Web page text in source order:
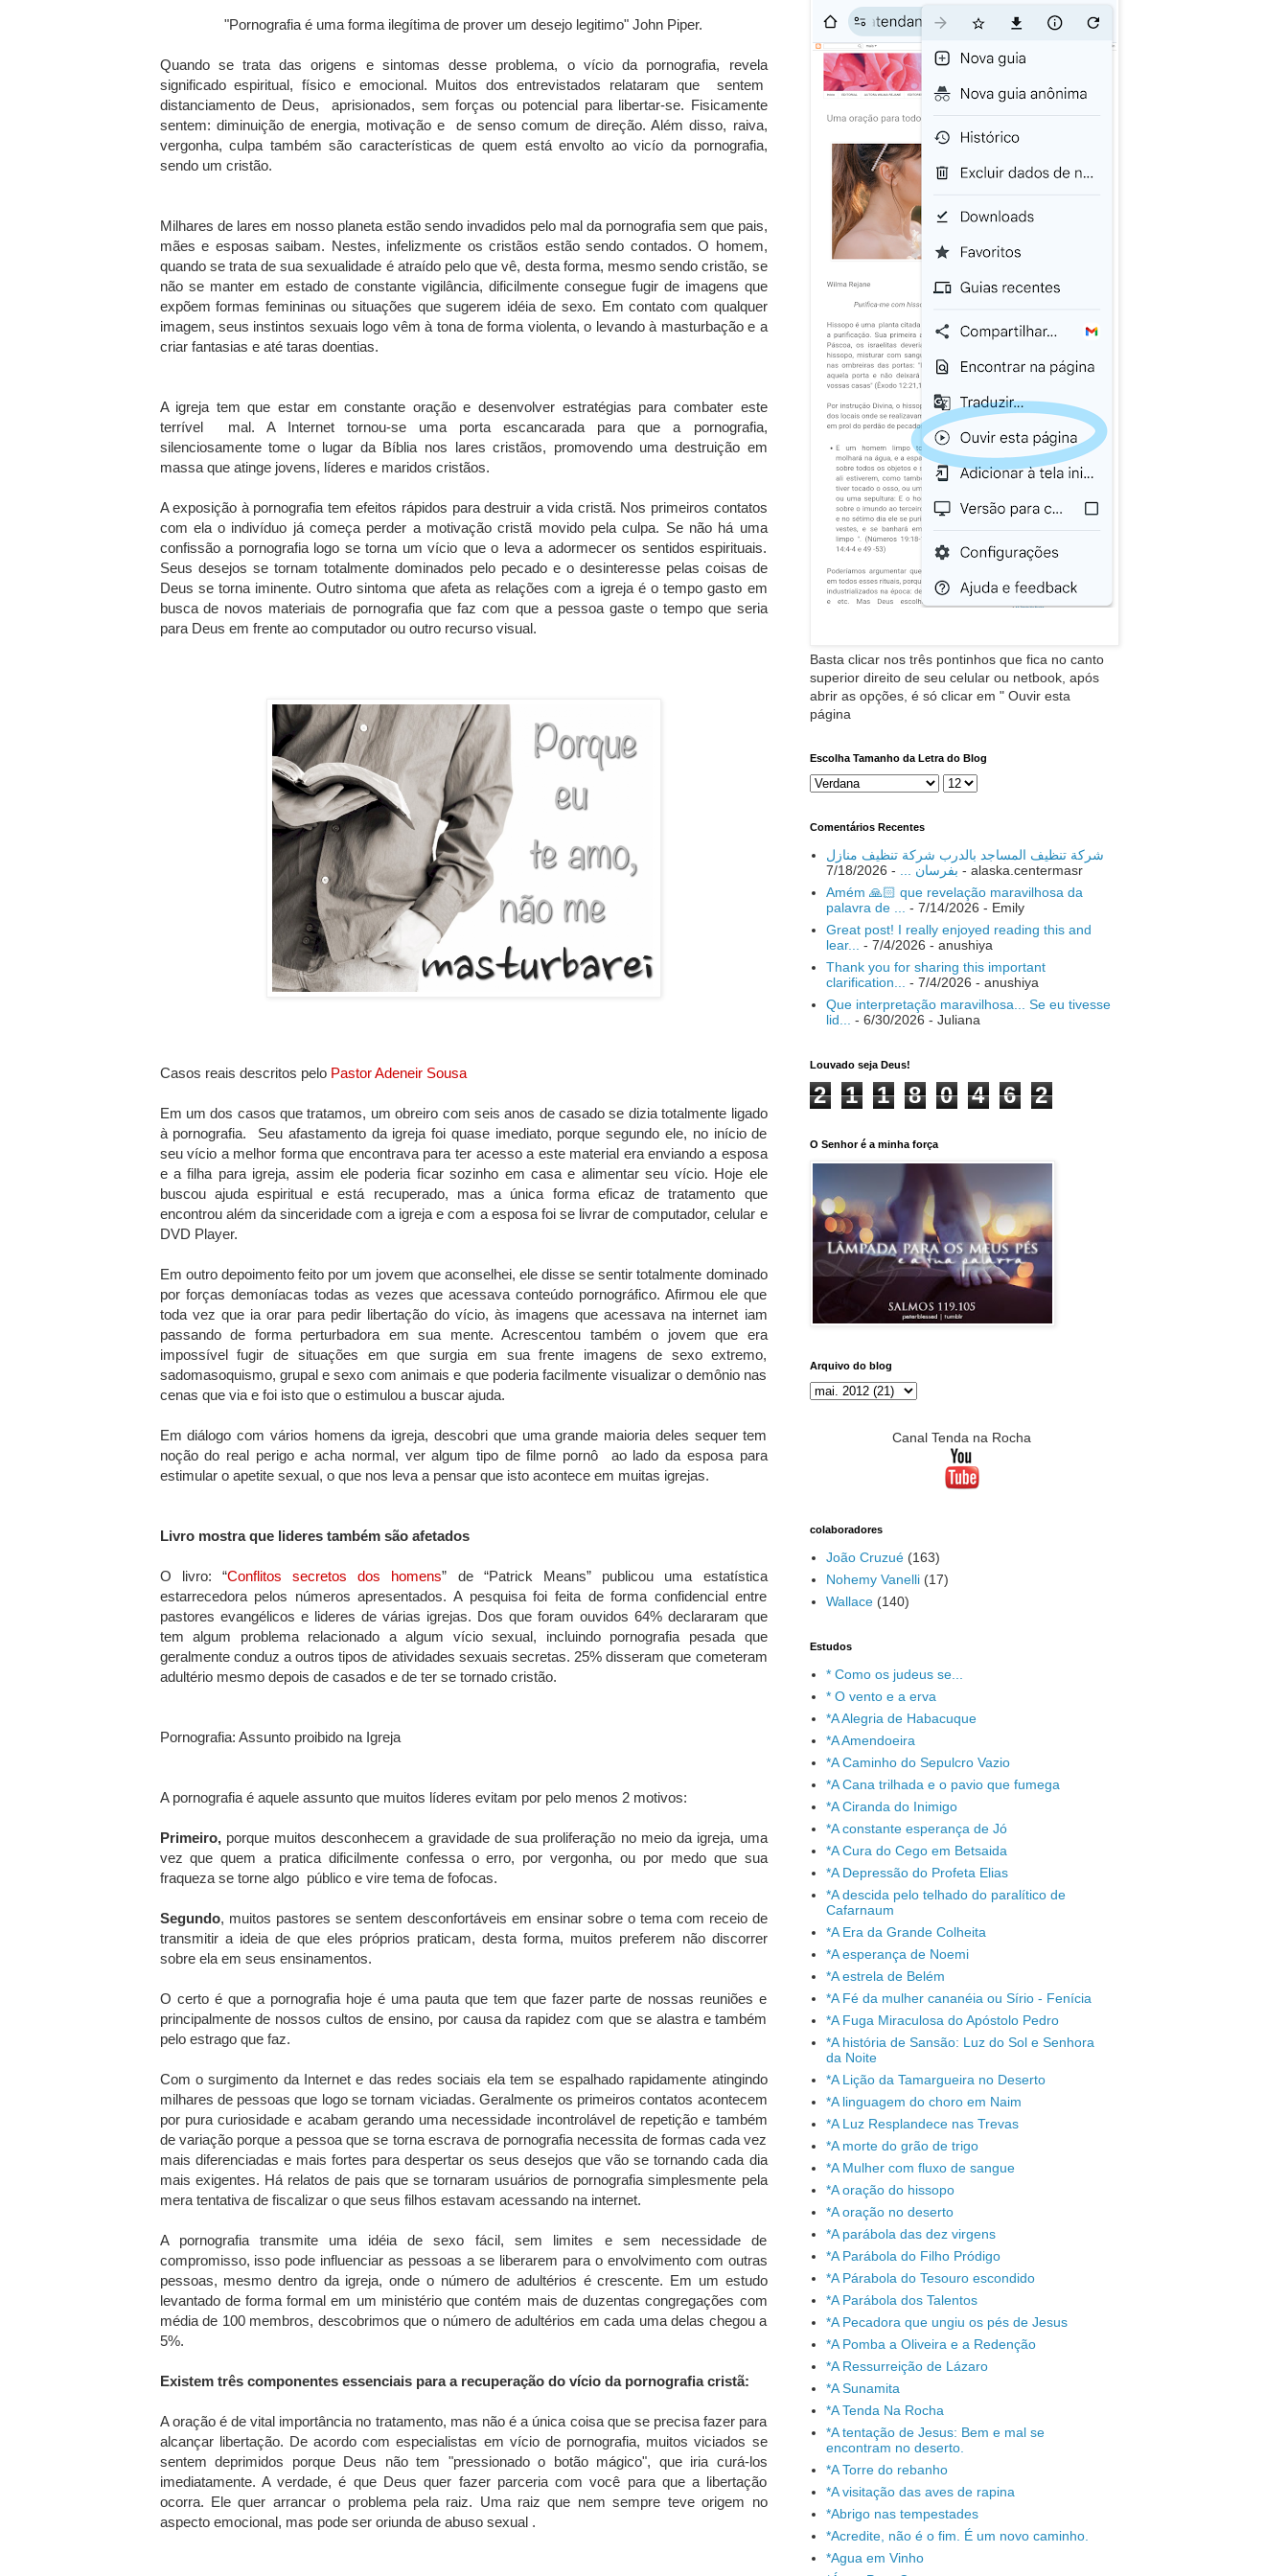
"Pornografia é uma forma ilegítima de prover um desejo legitimo" John Piper.
Quando se trata das origens e sintomas desse problema, o vício da pornografia, revela
significado espiritual, físico e emocional. Muitos dos entrevistados relataram que sentem
distanciamento de Deus, aprisionados, sem forças ou potencial para libertar-se. Fisicamente
sentem: diminuição de energia, motivação e de senso comum de direção. Além disso, raiva,
vergonha, culpa também são características de quem está envolto ao vicío da pornografia,
sendo um cristão.
Milhares de lares em nosso planeta estão sendo invadidos pelo mal da pornografia sem que pais,
mães e esposas saibam. Nestes, infelizmente os cristãos estão sendo contados. O homem,
quando se trata de sua sexualidade é atraído pelo que vê, desta forma, mesmo sendo cristão, se
não se manter em estado de constante vigilância, dificilmente consegue fugir de imagens que
expõem formas femininas ou situações que sugerem idéia de sexo. Em contato com qualquer
imagem, seus instintos sexuais logo vêm à tona de forma violenta, o levando à masturbação e a
criar fantasias e até taras doentias.
A igreja tem que estar em constante oração e desenvolver estratégias para combater este
terrível mal. A Internet tornou-se uma porta escancarada para que a pornografia,
silenciosamente tome o lugar da Bíblia nos lares cristãos, promovendo uma destruição em
massa que atinge jovens, líderes e maridos cristãos.
A exposição à pornografia tem efeitos rápidos para destruir a vida cristã. Nos primeiros contatos
com ela o indivíduo já começa perder a motivação cristã movido pela culpa. Se não há uma
confissão a pornografia logo se torna um vício que o leva a adormecer os sentidos espirituais.
Seus desejos se tornam totalmente dominados pelo pecado e o desinteresse pelas coisas de
Deus se torna iminente. Outro sintoma que afeta as relações com a igreja é o tempo gasto em
busca de novos materiais de pornografia que faz com que a pessoa gaste o tempo que seria
para Deus em frente ao computador ou outro recurso visual.
Casos reais descritos pelo Pastor Adeneir Sousa
Em um dos casos que tratamos, um obreiro com seis anos de casado se dizia totalmente ligado
à pornografia. Seu afastamento da igreja foi quase imediato, porque segundo ele, no início de
seu vício a melhor forma que encontrava para ter acesso a este material era enviando a esposa
e a filha para igreja, assim ele poderia ficar sozinho em casa e alimentar seu vício. Hoje ele
buscou ajuda espiritual e está recuperado, mas a única forma eficaz de tratamento que
encontrou além da sinceridade com a igreja e com a esposa foi se livrar de computador, celular e
DVD Player.
Em outro depoimento feito por um jovem que aconselhei, ele disse se sentir totalmente dominado
por forças demoníacas todas as vezes que acessava conteúdo pornográfico. Afirmou ele que
toda vez que ia orar para pedir libertação do vício, às imagens que acessava na internet iam
passando de forma perturbadora em sua mente. Acrescentou também o jovem que era
impossível fugir de situações em que surgia em sua frente imagens de sexo extremo,
sadomasoquismo, grupal e sexo com animais e que poderia facilmente visualizar o demônio nas
cenas que via e foi isto que o estimulou a buscar ajuda.
Em diálogo com vários homens da igreja, descobri que uma grande maioria deles sequer tem
noção do real perigo e acha normal, ver algum tipo de filme pornô ao lado da esposa para
estimular o apetite sexual, o que nos leva a pensar que isto acontece em muitas igrejas.
Livro mostra que lideres também são afetados
O livro: “Conflitos secretos dos homens” de “Patrick Means” publicou uma estatística
estarrecedora pelos números apresentados. A pesquisa foi feita de forma confidencial entre
pastores evangélicos e lideres de várias igrejas. Dos que foram ouvidos 64% declararam que
tem algum problema relacionado a algum vício sexual, incluindo pornografia pesada que
geralmente conduz a outros tipos de atividades sexuais secretas. 25% disseram que cometeram
adultério mesmo depois de casados e de ter se tornado cristão.
Pornografia: Assunto proibido na Igreja
A pornografia é aquele assunto que muitos líderes evitam por pelo menos 2 motivos:
Primeiro,porque muitos desconhecem a gravidade de sua proliferação no meio da igreja, uma
vez que quem a pratica dificilmente confessa o erro, por vergonha, ou por medo que sua
fraqueza se torne algo público e vire tema de fofocas.
Segundo, muitos pastores se sentem desconfortáveis em ensinar sobre o tema com receio de
transmitir a ideia de que eles próprios praticam, desta forma, muitos preferem não discorrer
sobre ela em seus ensinamentos.
O certo é que a pornografia hoje é uma pauta que tem que fazer parte de nossas reuniões e
principalmente de nossos cultos de ensino, por causa da rapidez com que se alastra e também
pelo estrago que faz.
Com o surgimento da Internet e das redes sociais ela tem se espalhado rapidamente atingindo
milhares de pessoas que logo se tornam viciadas. Geralmente os primeiros contatos acontecem
por pura curiosidade e acabam gerando uma necessidade incontrolável de repetição e também
de variação porque a pessoa que se torna escrava de pornografia necessita de formas cada vez
mais diferenciadas e mais fortes para despertar os seus desejos que vão se tornando cada dia
mais exigentes. Há relatos de pais que se tornaram usuários de pornografia simplesmente pela
mera tentativa de fiscalizar o que seus filhos estavam acessando na internet.
A pornografia transmite uma idéia de sexo fácil, sem limites e sem necessidade de
compromisso, isso pode influenciar as pessoas a se liberarem para o envolvimento com outras
pessoas, mesmo dentro da igreja, onde o número de adultérios é crescente. Em um estudo
levantado de forma formal em um ministério que contém mais de duzentas congregações com
média de 100 membros, descobrimos que o número de adultérios em cada uma delas chegou a
5%.
Existem três componentes essenciais para a recuperação do vício da pornografia cristã:
A oração é de vital importância no tratamento, mas não é a única coisa que se precisa fazer para
alcançar libertação. De acordo com especialistas em vício de pornografia, muitos viciados se
sentem deprimidos porque Deus não tem "pressionado o botão mágico", que iria curá-los
imediatamente. A verdade, é que Deus quer fazer parceria com você para que a libertação
ocorra. Ele quer arrancar o problema pela raiz. Uma raiz que nem sempre teve origem no
aspecto emocional, mas pode ser oriunda de abuso sexual .
Basta clicar nos três pontinhos que fica no canto
superior direito de seu celular ou netbook, após
abrir as opções, é só clicar em " Ouvir esta
página
Escolha Tamanho da Letra do Blog
Comentários Recentes
شركة تنظيف المساجد بالدرب شركة تنظيف منازل
بفرسان ...
- 7/18/2026
- alaska.centermasr
Amém 🙏🏻 que revelação maravilhosa da
palavra de ...
- 7/14/2026 - Emily
Great post! I really enjoyed reading this and
lear...
- 7/4/2026 - anushiya
Thank you for sharing this important
clarification...
- 7/4/2026 - anushiya
Que interpretação maravilhosa... Se eu tivesse
lid...
- 6/30/2026 - Juliana
Louvado seja Deus!
2 1 1 8 0 4 6 2
O Senhor é a minha força
Arquivo do blog
Canal Tenda na Rocha
colaboradores
João Cruzué (163)
Nohemy Vanelli (17)
Wallace (140)
Estudos
* Como os judeus se...
* O vento e a erva
*A Alegria de Habacuque
*A Amendoeira
*A Caminho do Sepulcro Vazio
*A Cana trilhada e o pavio que fumega
*A Ciranda do Inimigo
*A constante esperança de Jó
*A Cura do Cego em Betsaida
*A Depressão do Profeta Elias
*A descida pelo telhado do paralítico de
Cafarnaum
*A Era da Grande Colheita
*A esperança de Noemi
*A estrela de Belém
*A Fé da mulher cananéia ou Sírio - Fenícia
*A Fuga Miraculosa do Apóstolo Pedro
*A história de Sansão: Luz do Sol e Senhora
da Noite
*A Lição da Tamargueira no Deserto
*A linguagem do choro em Naim
*A Luz Resplandece nas Trevas
*A morte do grão de trigo
*A Mulher com fluxo de sangue
*A oração do hissopo
*A oração no deserto
*A parábola das dez virgens
*A Parábola do Filho Pródigo
*A Párabola do Tesouro escondido
*A Parábola dos Talentos
*A Pecadora que ungiu os pés de Jesus
*A Pomba a Oliveira e a Redenção
*A Ressurreição de Lázaro
*A Sunamita
*A Tenda Na Rocha
*A tentação de Jesus: Bem e mal se
encontram no deserto.
*A Torre do rebanho
*A visitação das aves de rapina
*Abrigo nas tempestades
*Acredite, não é o fim. É um novo caminho.
*Agua em Vinho